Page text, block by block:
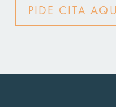
PIDE CITA